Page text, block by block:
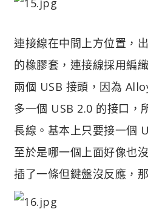
連接線在中間上方位置，
的橡膠套，連接線採用編
兩個 USB 接頭，因為
多一個 USB 2.0 的接口，
長線。基本上只要接一個
至於是哪一個上面好像也
插了一條但鍵盤沒反應，